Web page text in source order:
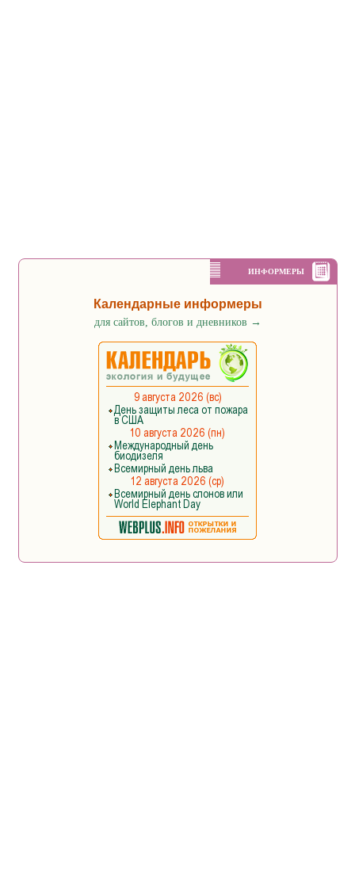
ИНФОРМЕРЫ
Календарные информеры
для сайтов, блогов и дневников →